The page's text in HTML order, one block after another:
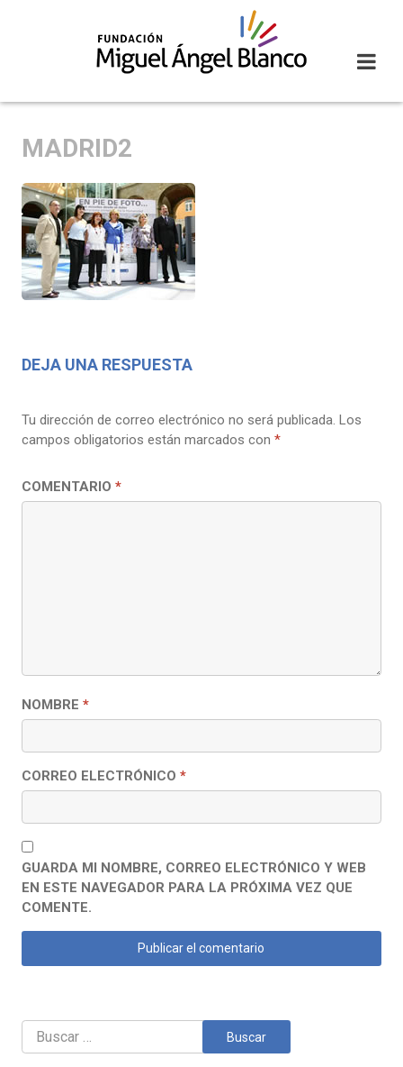
MADRID2
DEJA UNA RESPUESTA
Tu dirección de correo electrónico no será publicada. Los
campos obligatorios están marcados con *
COMENTARIO *
NOMBRE *
CORREO ELECTRÓNICO *
GUARDA MI NOMBRE, CORREO ELECTRÓNICO Y WEB
EN ESTE NAVEGADOR PARA LA PRÓXIMA VEZ QUE
COMENTE.
Buscar: